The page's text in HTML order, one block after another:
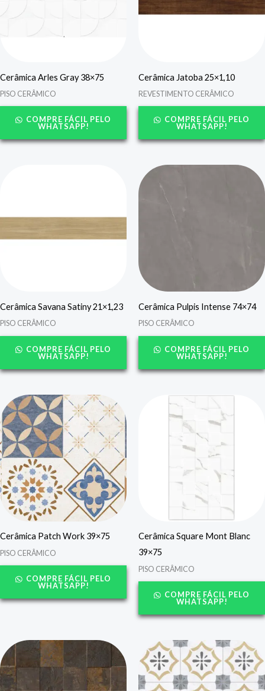
Cerâmica Arles Gray 38×75
PISO CERÂMICO
COMPRE FÁCIL PELO
WHATSAPP!
Cerâmica Jatoba 25×1,10
REVESTIMENTO CERÂMICO
COMPRE FÁCIL PELO
WHATSAPP!
Cerâmica Savana Satiny 21×1,23
PISO CERÂMICO
COMPRE FÁCIL PELO
WHATSAPP!
Cerâmica Pulpis Intense 74×74
PISO CERÂMICO
COMPRE FÁCIL PELO
WHATSAPP!
Cerâmica Patch Work 39×75
PISO CERÂMICO
COMPRE FÁCIL PELO
WHATSAPP!
Cerâmica Square Mont Blanc
39×75
PISO CERÂMICO
COMPRE FÁCIL PELO
WHATSAPP!